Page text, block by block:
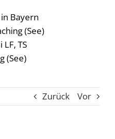
Bayern
(See)
TS
(See)
Zurück Vor